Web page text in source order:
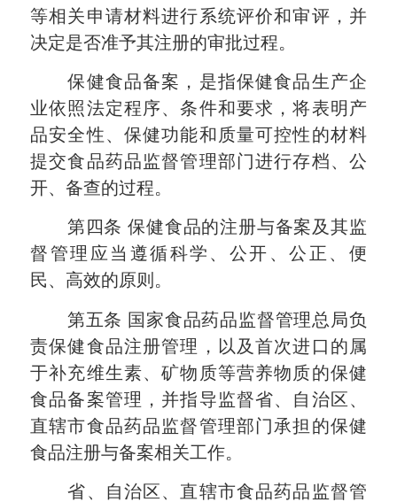
等相关申请材料进行系统评价和审评，并
决定是否准予其注册的审批过程。
保健食品备案，是指保健食品生产企
业依照法定程序、条件和要求，将表明产
品安全性、保健功能和质量可控性的材料
提交食品药品监督管理部门进行存档、公
开、备查的过程。
第四条 保健食品的注册与备案及其监
督管理应当遵循科学、公开、公正、便
民、高效的原则。
第五条 国家食品药品监督管理总局负
责保健食品注册管理，以及首次进口的属
于补充维生素、矿物质等营养物质的保健
食品备案管理，并指导监督省、自治区、
直辖市食品药品监督管理部门承担的保健
食品注册与备案相关工作。
省、自治区、直辖市食品药品监督管